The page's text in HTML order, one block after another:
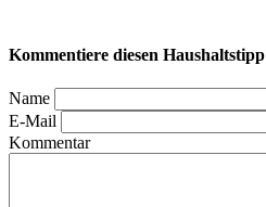
Kommentiere diesen Haushaltstipp
Name
E-Mail
Kommentar